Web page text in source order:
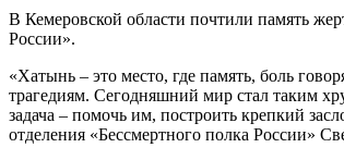
В Кемеровской области почтили память
России».
«Хатынь – это место, где память, боль
трагедиям. Сегодняшний мир стал таким
задача – помочь им, построить крепкий
отделения «Бессмертного полка России»